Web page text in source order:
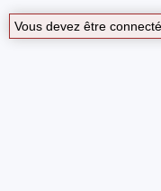
Vous devez être